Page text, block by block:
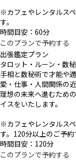
※カフェやレンタルス
す。
時間目安：60分
このプランで予約する
出張鑑定プラン
タロット・ルーン・数
手相と数秘術で才能や
愛・仕事・人間関係の
理想の未来へ進むため
イスをいたします。
※カフェやレンタルス
す。120分以上のご予約
時間目安：120分
このプランで予約する